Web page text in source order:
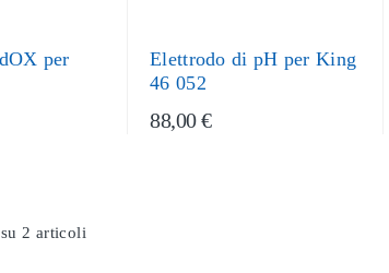
per
Elettrodo di pH per King
46 052
88,00 €
2 articoli